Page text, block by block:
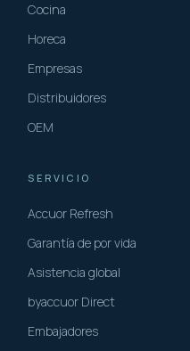
Cocina
Horeca
Empresas
Distribuidores
OEM
SERVICIO
Accuor Refresh
Garantía de por vida
Asistencia global
byaccuor Direct
Embajadores